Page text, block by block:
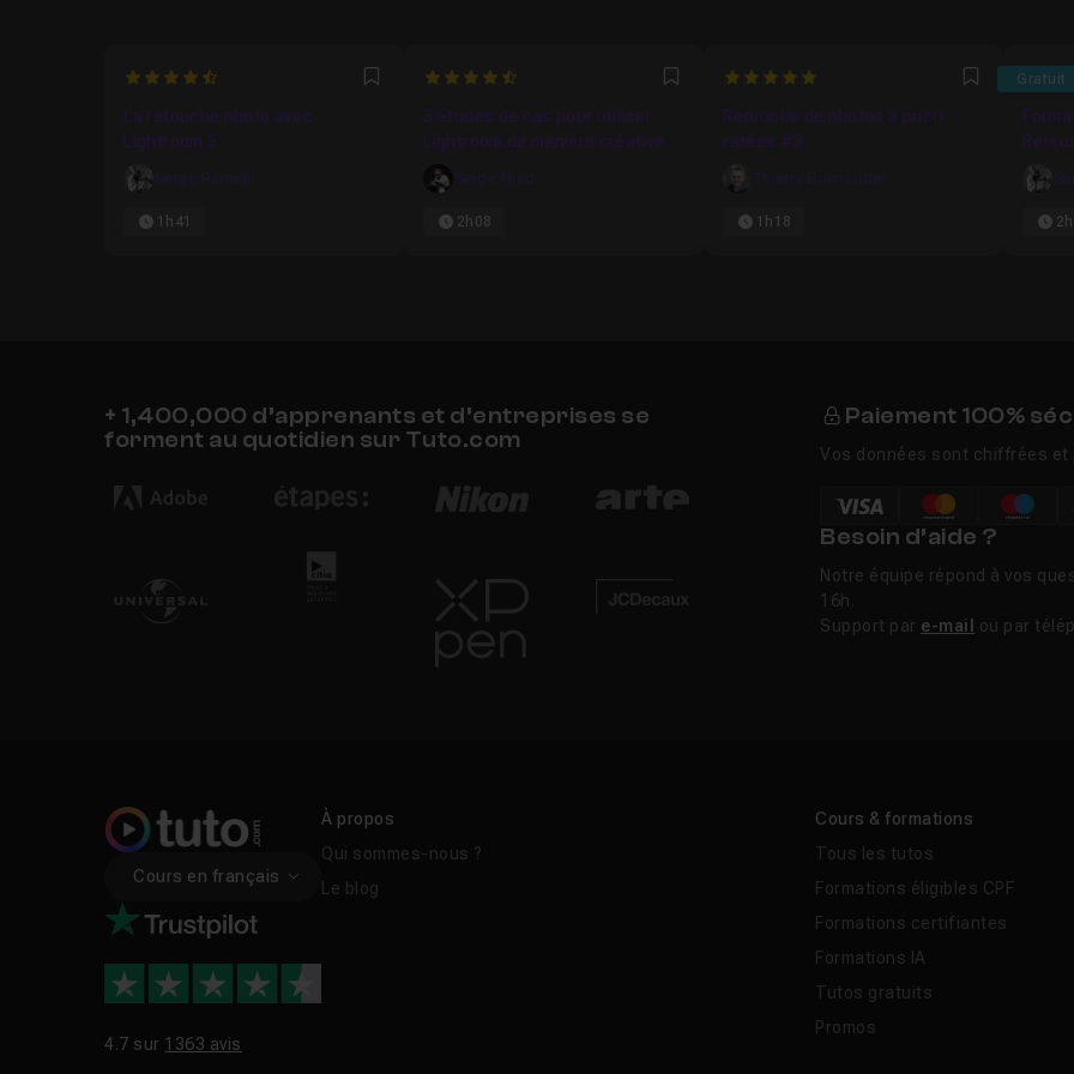
4.3793103448276 Favori
La retouche photo avec
Lightroom 5
Serge Ramelli
1h41
4.3 Favori
3 études de cas pour utiliser
Lightroom de manière créative
Serge Nied
2h08
5 Favori
Retouche de photos à priori
ratées #3
Thierry Bonnaudet
1h18
Gratuit
+ 1,400,000 d’apprenants et d’entreprises se
forment au quotidien sur Tuto.com
Paiement 100%
Vos données sont chiffrées
Besoin d’aide ?
Notre équipe répond à vos
16h.
Support par e-mail ou par
Cours en français
4.7 sur 1363 avis
À propos
Qui sommes-nous ?
Le blog
Cours & formations
Tous les tutos
Formations éligibles CPF
Formations certifiantes
Formations IA
Tutos gratuits
Promos